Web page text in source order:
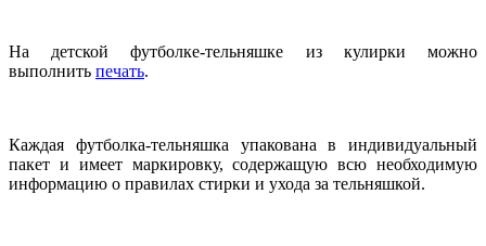
На детской футболке-тельняшке из кулирки можно
выполнить печать.
Каждая футболка-тельняшка упакована в индивидуальный
пакет и имеет маркировку, содержащую всю необходимую
информацию о правилах стирки и ухода за тельняшкой.